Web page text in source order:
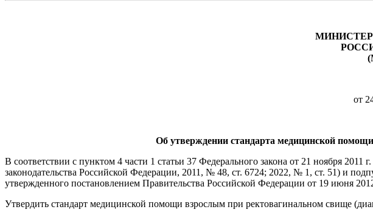
от
Об утверждении стандарта медицинской
В соответствии с пунктом 4 части 1 статьи 37 Федерального закона от 21 ноября
законодательства Российской Федерации, 2011, № 48, ст. 6724; 2022, № 1, ст. 51) и
утвержденного постановлением Правительства Российской Федерации от 19 июня
Утвердить стандарт медицинской помощи взрослым при ректовагинальном свище